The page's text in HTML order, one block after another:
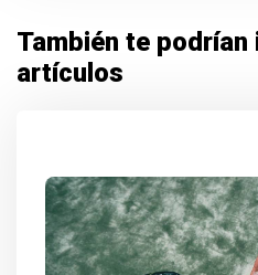
También te
artículos